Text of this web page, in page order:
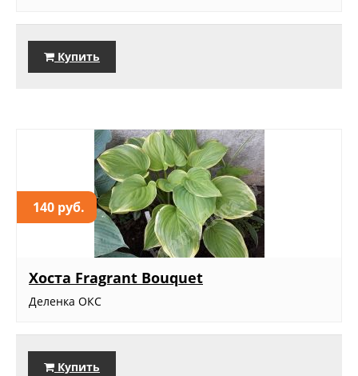
Купить
140 руб.
Хоста Fragrant Bouquet
Деленка ОКС
Купить